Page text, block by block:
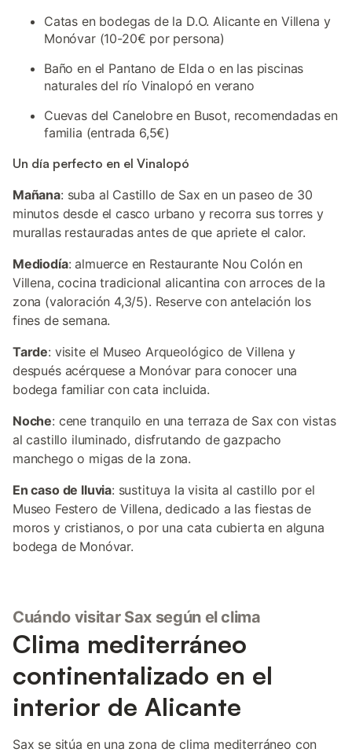
Catas en bodegas de la D.O. Alicante en Villena y
Monóvar (10-20€ por persona)
Baño en el Pantano de Elda o en las piscinas
naturales del río Vinalopó en verano
Cuevas del Canelobre en Busot, recomendadas en
familia (entrada 6,5€)
Un día perfecto en el Vinalopó
Mañana: suba al Castillo de Sax en un paseo de 30
minutos desde el casco urbano y recorra sus torres y
murallas restauradas antes de que apriete el calor.
Mediodía: almuerce en Restaurante Nou Colón en
Villena, cocina tradicional alicantina con arroces de la
zona (valoración 4,3/5). Reserve con antelación los
fines de semana.
Tarde: visite el Museo Arqueológico de Villena y
después acérquese a Monóvar para conocer una
bodega familiar con cata incluida.
Noche: cene tranquilo en una terraza de Sax con vistas
al castillo iluminado, disfrutando de gazpacho
manchego o migas de la zona.
En caso de lluvia: sustituya la visita al castillo por el
Museo Festero de Villena, dedicado a las fiestas de
moros y cristianos, o por una cata cubierta en alguna
bodega de Monóvar.
Cuándo visitar Sax según el clima
Clima mediterráneo
continentalizado en el
interior de Alicante
Sax se sitúa en una zona de clima mediterráneo con